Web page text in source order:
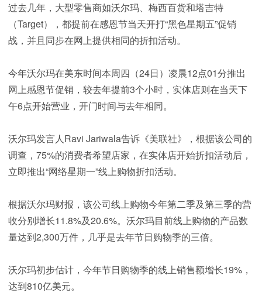
过去几年，大型零售商如沃尔玛、梅西百货和塔吉特
（Target），都提前在感恩节当天开打“黑色星期五”促销
战，并且同步在网上提供相同的折扣活动。
今年沃尔玛在美东时间本周四（24日）凌晨12点01分推出
网上感恩节促销，较去年提前3个小时，实体店则在当天下
午6点开始营业，开门时间与去年相同。
沃尔玛发言人Ravi Jariwala告诉《美联社》，根据该公司的
调查，75%的消费者希望店家，在实体店开始折扣活动后，
立即推出“网络星期一”线上购物折扣活动。
根据沃尔玛财报，该公司线上购物今年第二季及第三季的营
收分别增长11.8%及20.6%。沃尔玛目前线上购物的产品数
量达到2,300万件，几乎是去年节日购物季的三倍。
沃尔玛初步估计，今年节日购物季的线上销售额增长19%，
达到810亿美元。